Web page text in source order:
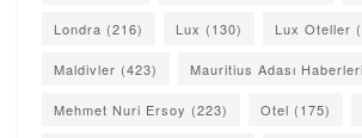
Londra (216) Lux (130) Lux Oteller
Maldivler (423) Mauritius Adası Haberleri
Mehmet Nuri Ersoy (223) Otel (175)